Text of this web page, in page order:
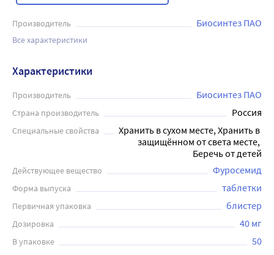
Производитель Биосинтез ПАО
Все характеристики
Характеристики
Производитель Биосинтез ПАО
Страна производитель Россия
Специальные свойства
Хранить в сухом месте, Хранить в
защищённом от света месте,
Беречь от детей
Действующее вещество Фуросемид
Форма выпуска таблетки
Первичная упаковка блистер
Дозировка 40 мг
В упаковке 50